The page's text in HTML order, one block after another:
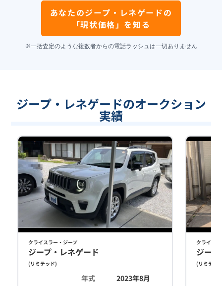
あなたのジープ・レネゲードの
「現状価格」を知る
※一括査定のような複数者からの電話ラッシュは一切ありません
ジープ・レネゲードのオークション
実績
クライスラー・ジープ
ジープ・レネゲード
( リミテッド)
年式
2023年8月
クライス
ジー
( リミテッ